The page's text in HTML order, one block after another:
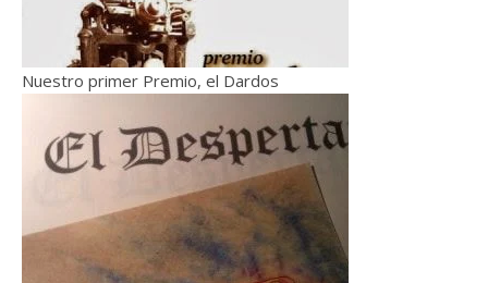
Nuestro primer Premio, el Dardos